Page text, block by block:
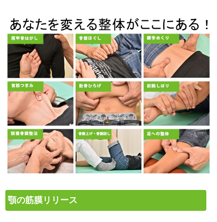
顎の筋膜リリース